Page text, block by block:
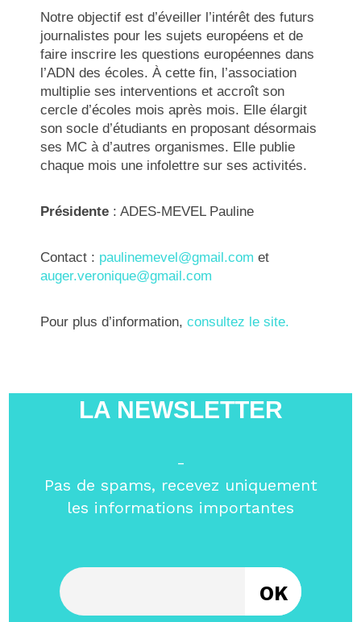
Notre objectif est d’éveiller l’intérêt des futurs
journalistes pour les sujets européens et de
faire inscrire les questions européennes dans
l’ADN des écoles. À cette fin, l’association
multiplie ses interventions et accroît son
cercle d’écoles mois après mois. Elle élargit
son socle d’étudiants en proposant désormais
ses MC à d’autres organismes. Elle publie
chaque mois une infolettre sur ses activités.
Présidente : ADES-MEVEL Pauline
Contact : paulinemevel@gmail.com et
auger.veronique@gmail.com
Pour plus d’information,consultez le site.
LA NEWSLETTER
-
Pas de spams, recevez uniquement
les informations importantes